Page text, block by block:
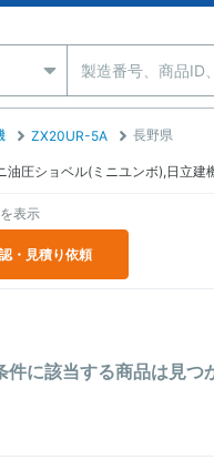
ZX20UR-5A 長野県
油圧ショベル(ミニユンボ),日立
・見積り依頼
表示
件に該当する商品は見つ